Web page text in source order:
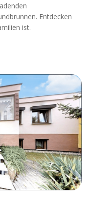
Entdecken
ist.